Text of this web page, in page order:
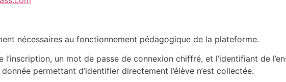
nécessaires au fonctionnement pédagogique de la plateforme.
un mot de passe de connexion chiffré, et l’identifiant de
permettant d’identifier directement l’élève n’est collectée.